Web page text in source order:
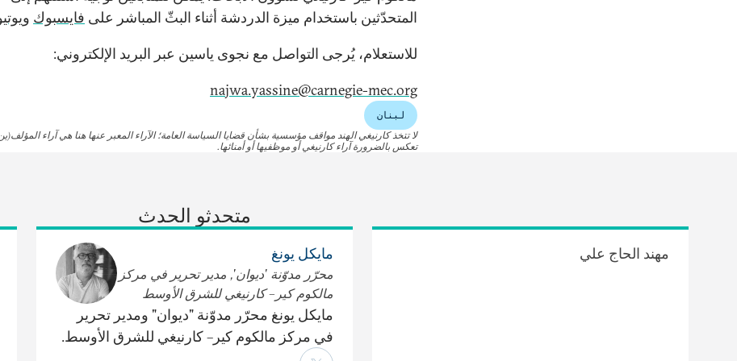
المتحدّثين باستخدام ميزة الدردشة أثناء البثّ المباشر على فايسبوك
للاستعلام، يُرجى التواصل مع نجوى ياسين عبر البريد الإلكتروني:
najwa.yassine@carnegie-mec.org
لبنان
لا تتخذ كارنيغي الهند مواقف مؤسسية بشأن قضايا السياسة العامة؛ الآراء المعبر عنها هنا هي آراء
تعكس بالضرورة آراء كارنيغي أو موظفيها أو أمنائها.
متحدثو الحدث
مهند الحاج علي مايكل يونغ
محرّر مدوّنة 'ديوان', مدير تحرير في مركز
مالكوم كير– كارنيغي للشرق الأوسط
مايكل يونغ محرّر مدوّنة "ديوان" ومدير تحرير
في مركز مالكوم كير– كارنيغي للشرق الأوسط.